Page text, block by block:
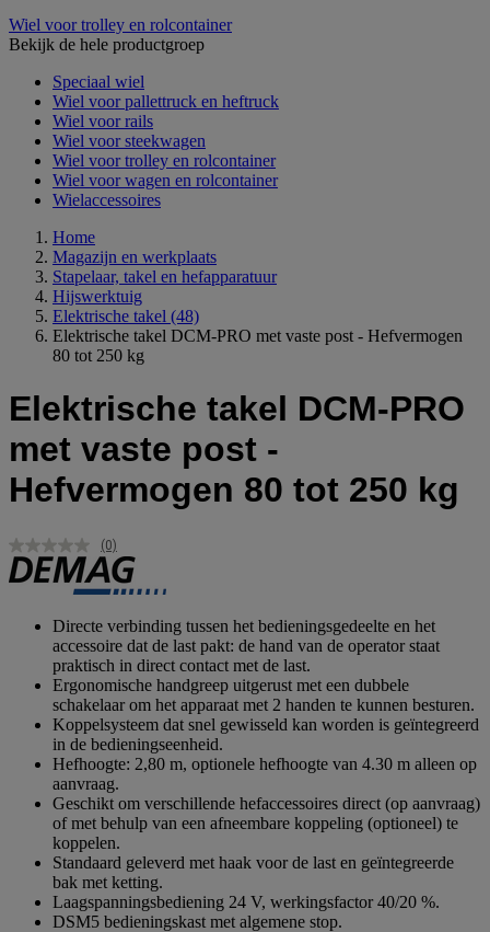
Wiel voor trolley en rolcontainer
Bekijk de hele productgroep
Speciaal wiel
Wiel voor pallettruck en heftruck
Wiel voor rails
Wiel voor steekwagen
Wiel voor trolley en rolcontainer
Wiel voor wagen en rolcontainer
Wielaccessoires
Home
Magazijn en werkplaats
Stapelaar, takel en hefapparatuur
Hijswerktuig
Elektrische takel (48)
Elektrische takel DCM-PRO met vaste post - Hefvermogen
80 tot 250 kg
Elektrische takel DCM-PRO
met vaste post -
Hefvermogen 80 tot 250 kg
Geen
scorewaarde.
Dezelfde
(0)
Directe verbinding tussen het bedieningsgedeelte en het
accessoire dat de last pakt: de hand van de operator staat
praktisch in direct contact met de last.
Ergonomische handgreep uitgerust met een dubbele
schakelaar om het apparaat met 2 handen te kunnen besturen.
Koppelsysteem dat snel gewisseld kan worden is geïntegreerd
in de bedieningseenheid.
Hefhoogte: 2,80 m, optionele hefhoogte van 4.30 m alleen op
aanvraag.
Geschikt om verschillende hefaccessoires direct (op aanvraag)
of met behulp van een afneembare koppeling (optioneel) te
koppelen.
Standaard geleverd met haak voor de last en geïntegreerde
bak met ketting.
Laagspanningsbediening 24 V, werkingsfactor 40/20 %.
DSM5 bedieningskast met algemene stop.